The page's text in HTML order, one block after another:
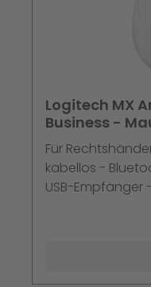
Logitech MX
Business -
Für
kabellos -
USB-Empfänger